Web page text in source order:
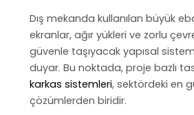
Dış mekanda kullanılan büyük
ekranlar, ağır yükleri ve zorlu
güvenle taşıyacak yapısal
duyar. Bu noktada, proje bazlı
karkas sistemleri, sektördeki en
çözümlerden biridir.